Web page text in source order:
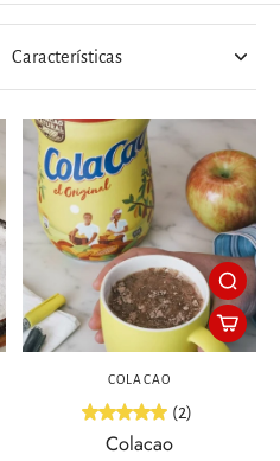
COLACAO
(2)
Colacao